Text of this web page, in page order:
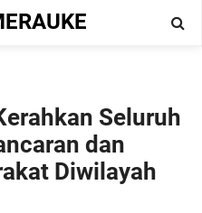
Seluruh
dan
Diwilayah